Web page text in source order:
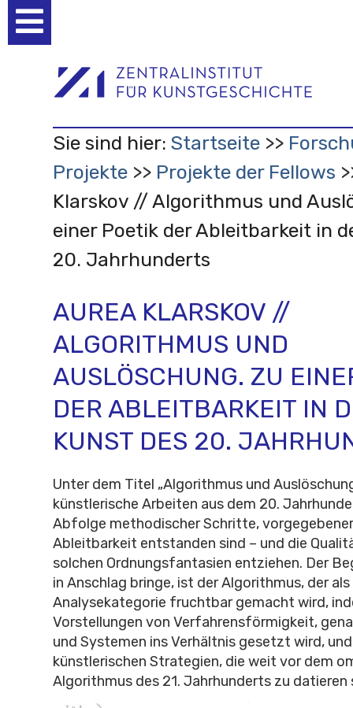
Werkzeuge
Sie sind hier: Startseite
Projekte
Projekte der Fellows
Klarskov // Algorithmus und
einer Poetik der Ableitbarkeit in
20. Jahrhunderts
AUREA KLARSKOV //
ALGORITHMUS UND
AUSLÖSCHUNG. ZU
DER ABLEITBARKEIT IN
KUNST DES 20.
Unter dem Titel „Algorithmus und
künstlerische Arbeiten aus dem 20.
Abfolge methodischer Schritte,
Ableitbarkeit entstanden sind – und die
solchen Ordnungsfantasien entziehen. Der
in Anschlag bringe, ist der Algorithmus, der
Analysekategorie fruchtbar gemacht wird,
Vorstellungen von Verfahrensförmigkeit,
und Systemen ins Verhältnis gesetzt wird,
künstlerischen Strategien, die weit vor dem
Algorithmus des 21. Jahrhunderts zu datieren